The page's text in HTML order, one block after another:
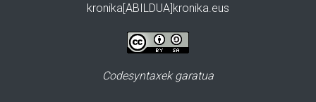
kronika[ABILDUA]kronika.eus
Codesyntaxek garatua